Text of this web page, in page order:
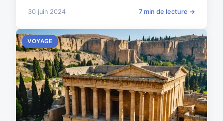
30 juin 2024 7 min de lecture →
VOYAGE